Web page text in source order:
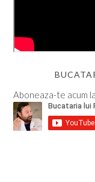
Aboneaza-te acum